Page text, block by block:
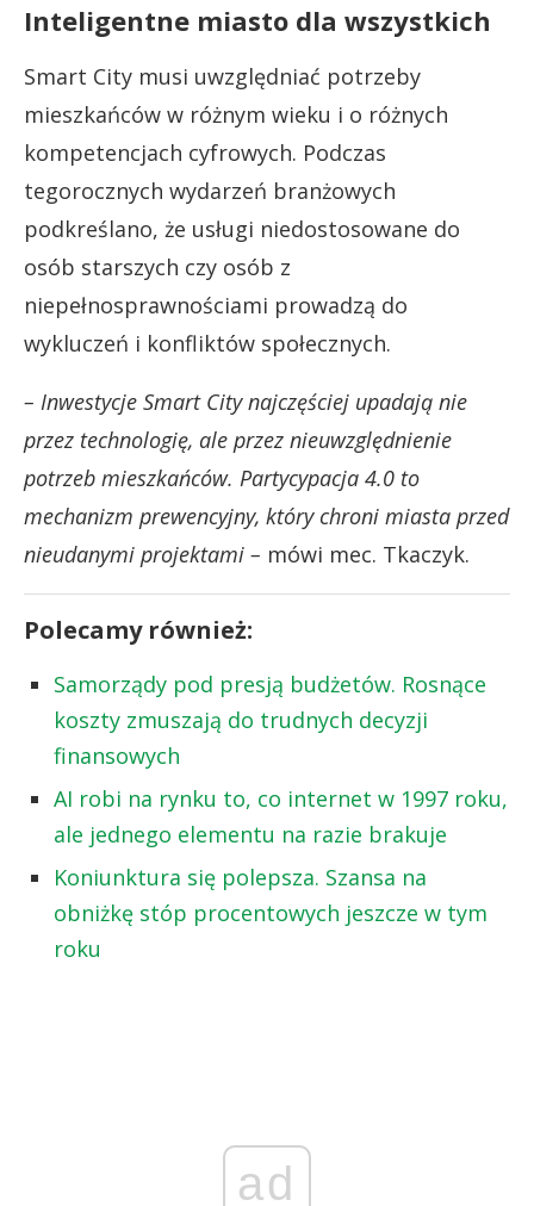
Inteligentne miasto dla wszystkich
Smart City musi uwzględniać potrzeby
mieszkańców w różnym wieku i o różnych
kompetencjach cyfrowych. Podczas
tegorocznych wydarzeń branżowych
podkreślano, że usługi niedostosowane do
osób starszych czy osób z
niepełnosprawnościami prowadzą do
wykluczeń i konfliktów społecznych.
– Inwestycje Smart City najczęściej upadają nie
przez technologię, ale przez nieuwzględnienie
potrzeb mieszkańców. Partycypacja 4.0 to
mechanizm prewencyjny, który chroni miasta przed
nieudanymi projektami – mówi mec. Tkaczyk.
Polecamy również:
Samorządy pod presją budżetów. Rosnące
koszty zmuszają do trudnych decyzji
finansowych
AI robi na rynku to, co internet w 1997 roku,
ale jednego elementu na razie brakuje
Koniunktura się polepsza. Szansa na
obniżkę stóp procentowych jeszcze w tym
roku
ad